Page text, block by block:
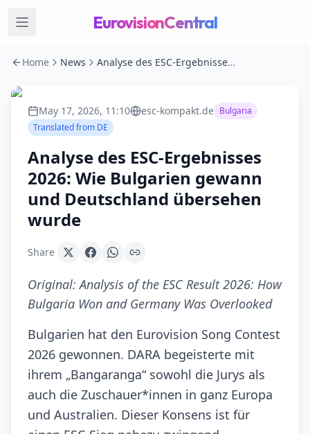
EurovisionCentral
Home News Analyse des ESC-Ergebnisses 2026: Wie Bulgarien gewann und Deutschland übersehen wurde
May 17, 2026, 11:10 esc-kompakt.de Bulgaria
Translated from DE
Analyse des ESC-Ergebnisses
2026: Wie Bulgarien gewann
und Deutschland übersehen
wurde
Share
Original:Analysis of the ESC Result 2026: How
Bulgaria Won and Germany Was Overlooked
Bulgarien hat den Eurovision Song Contest
2026 gewonnen. DARA begeisterte mit
ihrem „Bangaranga“ sowohl die Jurys als
auch die Zuschauer*innen in ganz Europa
und Australien. Dieser Konsens ist für